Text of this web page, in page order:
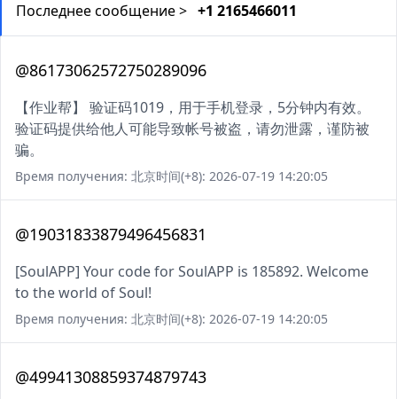
Последнее сообщение > +1 2165466011
@86173062572750289096
【作业帮】 验证码1019，用于手机登录，5分钟内有效。
验证码提供给他人可能导致帐号被盗，请勿泄露，谨防被
骗。
Время получения: 北京时间(+8): 2026-07-19 14:20:05
@19031833879496456831
[SoulAPP] Your code for SoulAPP is 185892. Welcome
to the world of Soul!
Время получения: 北京时间(+8): 2026-07-19 14:20:05
@49941308859374879743